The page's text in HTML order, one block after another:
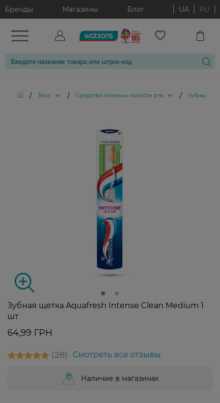
Бренды Магазины Блог UA RU
/ Тело / Средства гигиены полости рта / Зубные
Зубная щетка Aquafresh Intense Clean Medium 1
шт
64,99 ГРН
28 Смотреть все отзывы
Наличие в магазинах